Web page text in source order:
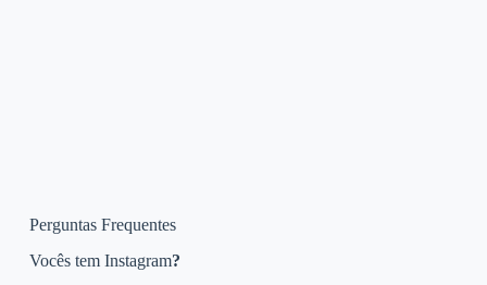
Perguntas Frequentes
Vocês tem Instagram?